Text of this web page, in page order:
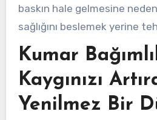
baskın hale gelmesine
sağlığını beslemek yerine
Kumar
Kaygınızı
Yenilmez Bir